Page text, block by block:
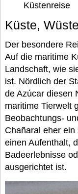
Küstenreise
Küste,
Der besondere
Auf die maritime
Landschaft, wie
ist. Nördlich der
de Azúcar diesen
maritime Tierwelt
Beobachtungs-
Chañaral eher
einen Aufenthalt,
Badeerlebnisse
ausgerichtet ist.